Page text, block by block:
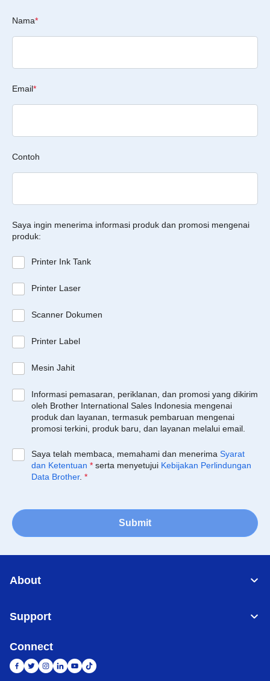
Nama*
Email*
Contoh
Saya ingin menerima informasi produk dan promosi mengenai
produk:
Printer Ink Tank
Printer Laser
Scanner Dokumen
Printer Label
Mesin Jahit
Informasi pemasaran, periklanan, dan promosi yang dikirim
oleh Brother International Sales Indonesia mengenai
produk dan layanan, termasuk pembaruan mengenai
promosi terkini, produk baru, dan layanan melalui email.
Saya telah membaca, memahami dan menerima Syarat
dan Ketentuan * serta menyetujui Kebijakan Perlindungan
Data Brother. *
Submit
About
Support
Connect